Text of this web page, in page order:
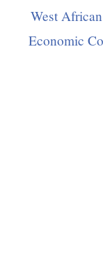
West
Economic